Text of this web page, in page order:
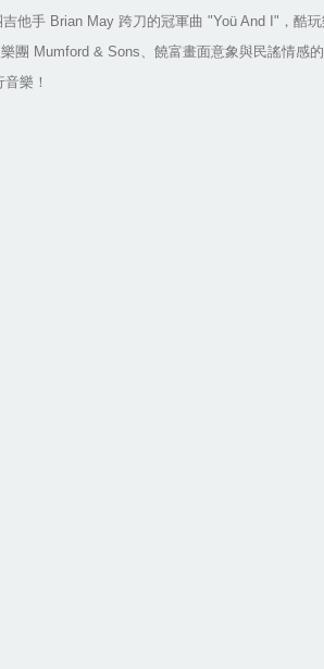
吉他手 Brian May 跨刀的冠軍曲 "Yoü And I" ，酷
團 Mumford & Sons、饒富畫面意象與民謠情感
樂！